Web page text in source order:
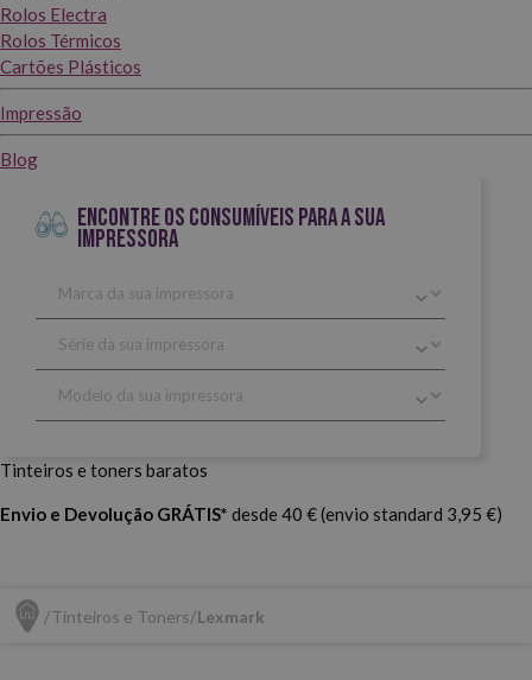
Rolos Electra
Rolos Térmicos
Cartões Plásticos
Impressão
Blog
ENCONTRE OS CONSUMÍVEIS PARA A SUA
IMPRESSORA
Tinteiros e toners baratos
Envio e Devolução GRÁTIS* desde 40 € (envio standard 3,95 €)
Tinteiros e Toners Lexmark